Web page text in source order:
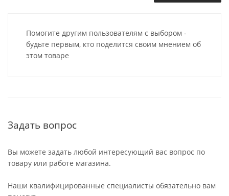
Помогите другим пользователям с выбором -
будьте первым, кто поделится своим мнением об
этом товаре
Задать вопрос
Вы можете задать любой интересующий вас вопрос по
товару или работе магазина.
Наши квалифицированные специалисты обязательно вам